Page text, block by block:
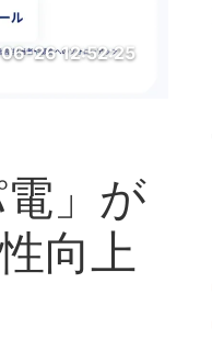
26 12:52:25
」が
向上